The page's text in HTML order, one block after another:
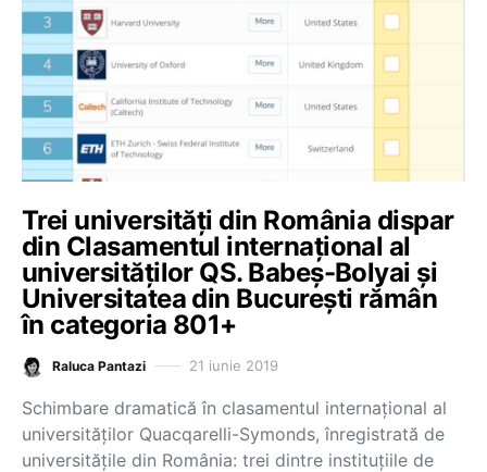
Trei universități din România dispar
din Clasamentul internațional al
universităților QS. Babeș-Bolyai și
Universitatea din București rămân
în categoria 801+
Raluca Pantazi 21 iunie 2019
Schimbare dramatică în clasamentul internațional al
universităților Quacqarelli-Symonds, înregistrată de
universitățile din România: trei dintre instituțiile de